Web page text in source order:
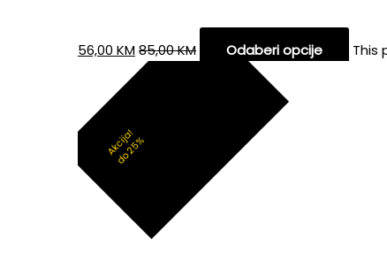
56,00 KM85,00KM Odaberi opcije This
Akcija!
do 25%